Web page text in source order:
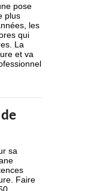
pose
plus
les
qui
La
et va
sa
Faire